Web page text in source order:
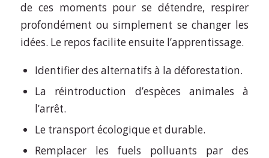
de ces moments pour se détendre, respirer
profondément ou simplement se changer les
idées. Le repos facilite ensuite l’apprentissage.
Identifier des alternatifs à la déforestation.
La réintroduction d’espèces animales à
l’arrêt.
Le transport écologique et durable.
Remplacer les fuels polluants par des